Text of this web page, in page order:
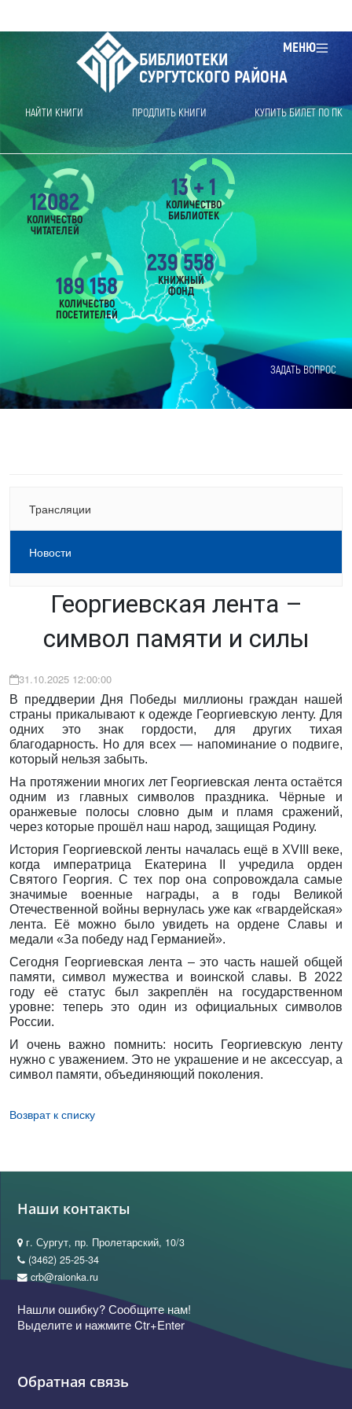
МЕНЮ
БИБЛИОТЕКИ
СУРГУТСКОГО РАЙОНА
НАЙТИ КНИГИ ПРОДЛИТЬ КНИГИ КУПИТЬ БИЛЕТ ПО ПК
ЗАДАТЬ ВОПРОС
12082
КОЛИЧЕСТВО
ЧИТАТЕЛЕЙ
189 158
КОЛИЧЕСТВО
ПОСЕТИТЕЛЕЙ
239 558
КНИЖНЫЙ
ФОНД
13 + 1
КОЛИЧЕСТВО
БИБЛИОТЕК
Трансляции
Новости
Георгиевская лента –
символ памяти и силы
31.10.2025 12:00:00
В преддверии Дня Победы миллионы граждан нашей
страны прикалывают к одежде Георгиевскую ленту. Для
одних это знак гордости, для других тихая
благодарность. Но для всех — напоминание о подвиге,
который нельзя забыть.
На протяжении многих лет Георгиевская лента остаётся
одним из главных символов праздника. Чёрные и
оранжевые полосы словно дым и пламя сражений,
через которые прошёл наш народ, защищая Родину.
История Георгиевской ленты началась ещё в XVIII веке,
когда императрица Екатерина II учредила орден
Святого Георгия. С тех пор она сопровождала самые
значимые военные награды, а в годы Великой
Отечественной войны вернулась уже как «гвардейская»
лента. Её можно было увидеть на ордене Славы и
медали «За победу над Германией».
Сегодня Георгиевская лента – это часть нашей общей
памяти, символ мужества и воинской славы. В 2022
году её статус был закреплён на государственном
уровне: теперь это один из официальных символов
России.
И очень важно помнить: носить Георгиевскую ленту
нужно с уважением. Это не украшение и не аксессуар, а
символ памяти, объединяющий поколения.
Возврат к списку
Наши контакты
г. Сургут, пр. Пролетарский, 10/3
(3462) 25-25-34
crb@raionka.ru
Нашли ошибку? Сообщите нам!
Выделите и нажмите Ctr+Enter
Обратная связь